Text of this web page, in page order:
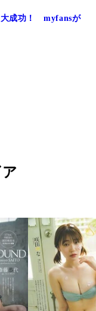
大成功！ myfansが